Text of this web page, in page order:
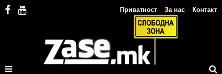
Приватност За нас Контакт